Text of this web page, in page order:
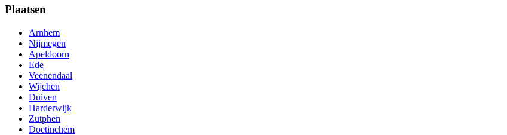
Plaatsen
Arnhem
Nijmegen
Apeldoorn
Ede
Veenendaal
Wijchen
Duiven
Harderwijk
Zutphen
Doetinchem